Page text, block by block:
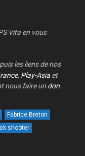
Vita en vous
les liens de nos
, Play-Asia et
nous faire un don.
Fabrice Breton
shooter